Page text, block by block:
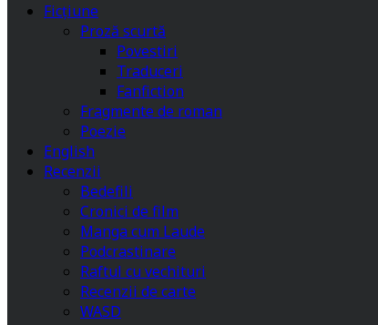
Ficțiune
Proză scurtă
Povestiri
Traduceri
Fanfiction
Fragmente de roman
Poezie
English
Recenzii
Bedefili
Cronici de film
Manga cum Laude
Podcrastinare
Raftul cu vechituri
Recenzii de carte
WASD